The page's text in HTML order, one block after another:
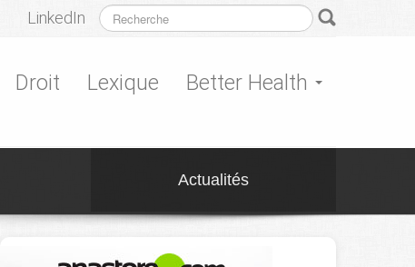
LinkedIn
Droit Lexique Better Health
Actualités